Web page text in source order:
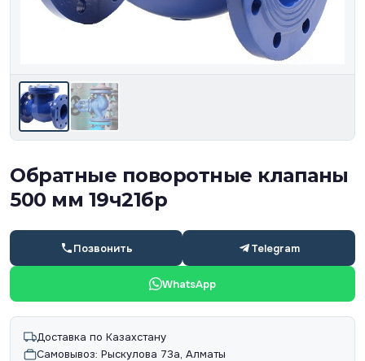
Обратные поворотные клапаны
500 мм 19ч21бр
Позвонить Telegram
WhatsApp
Доставка по Казахстану
Самовывоз: Рыскулова 73а, Алматы